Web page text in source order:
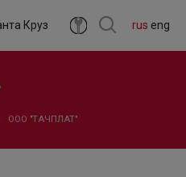
rus eng
Круз
ООО "ТАЧПЛАТ"